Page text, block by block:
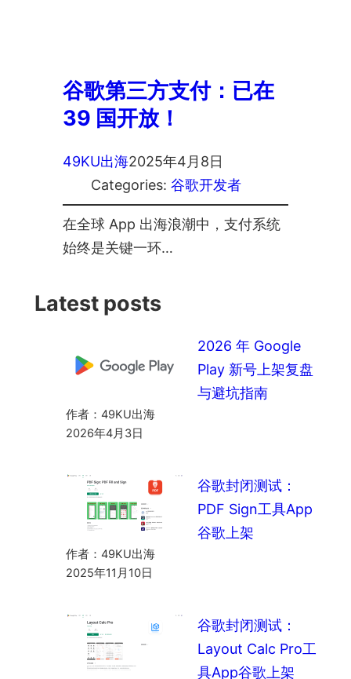
谷歌第三方支付：已在
39 国开放！
49KU出海2025年4月8日
Categories: 谷歌开发者
在全球 App 出海浪潮中，支付系统
始终是关键一环…
Latest posts
2026 年 Google
Play 新号上架复盘
与避坑指南
作者：49KU出海
2026年4月3日
谷歌封闭测试：
PDF Sign工具App
谷歌上架
作者：49KU出海
2025年11月10日
谷歌封闭测试：
Layout Calc Pro工
具App谷歌上架